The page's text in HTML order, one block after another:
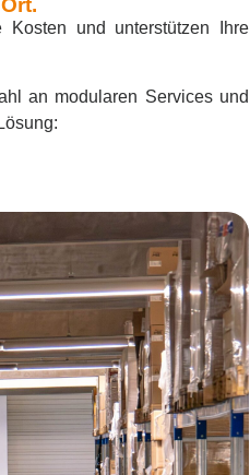
und unterstützen Ihre
an modularen Services und